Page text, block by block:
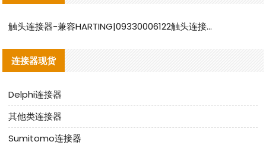
触头连接器-兼容HARTING|09330006122触头连接器替代品说明
连接器现货
Delphi连接器
其他类连接器
Sumitomo连接器